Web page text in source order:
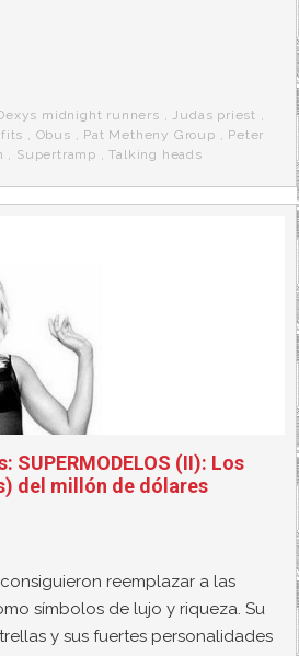
midnight runners ,Judas priest ,
, Obus , Pat Metheny Group , Peter
, Supertramp ,Talking heads
SUPERMODELOS (II): Los
del millón de dólares
reemplazar a las
símbolos de lujo y riqueza. Su
y sus fuertes personalidades